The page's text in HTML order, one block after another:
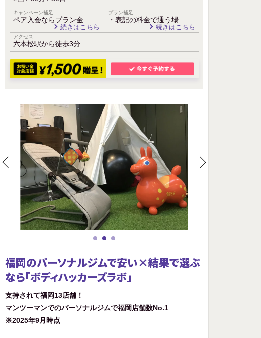
キャンペーン補足
ペア入会ならプラン金…
続きはこちら
プラン補足
・表記の料金で通う場…
続きはこちら
アクセス
六本松駅から徒歩3分
福岡のパーソナルジムで安い×結果で選ぶ
なら「ボディハッカーズラボ」
支持されて福岡13店舗！
マンツーマンでのパーソナルジムで福岡店舗数No.1
※2025年9月時点